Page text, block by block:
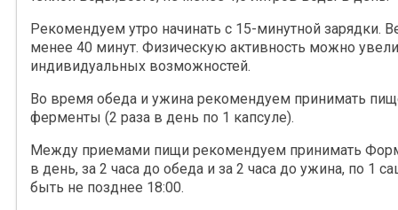
Рекомендуем утро начинать с 15-минутной зарядки.
менее 40 минут. Физическую активность можно
индивидуальных возможностей.
Во время обеда и ужина рекомендуем принимать
ферменты (2 раза в день по 1 капсуле).
Между приемами пищи рекомендуем принимать
в день, за 2 часа до обеда и за 2 часа до ужина, по 1
быть не позднее 18:00.